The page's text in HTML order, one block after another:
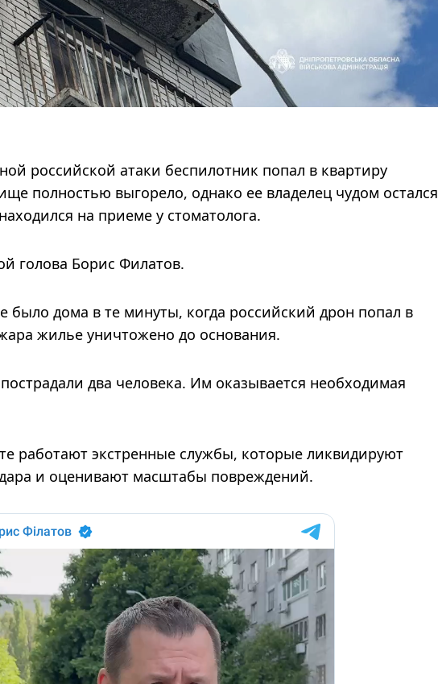
российской атаки беспилотник попал в квартиру
полностью выгорело, однако ее владелец чудом остался
на приеме у стоматолога.
голова Борис Филатов.
было дома в те минуты, когда российский дрон попал в
жилье уничтожено до основания.
два человека. Им оказывается необходимая
работают экстренные службы, которые ликвидируют
и оценивают масштабы повреждений.